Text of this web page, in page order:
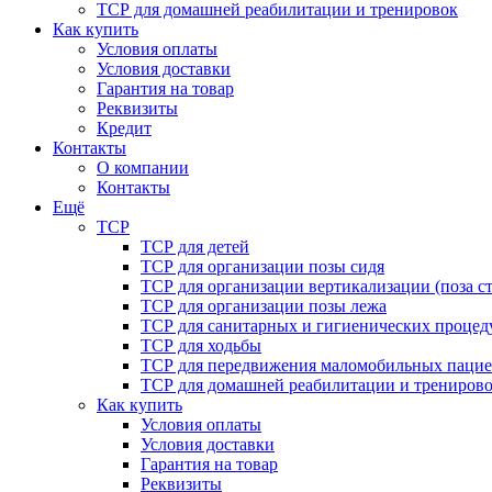
ТСР для домашней реабилитации и тренировок
Как купить
Условия оплаты
Условия доставки
Гарантия на товар
Реквизиты
Кредит
Контакты
О компании
Контакты
Ещё
ТСР
ТСР для детей
ТСР для организации позы сидя
ТСР для организации вертикализации (поза
ТСР для организации позы лежа
ТСР для санитарных и гигиенических
ТСР для ходьбы
ТСР для передвижения маломобильных
ТСР для домашней реабилитации и
Как купить
Условия оплаты
Условия доставки
Гарантия на товар
Реквизиты